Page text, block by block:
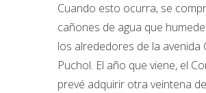
Cuando esto ocurra, se
cañones de agua que
los alrededores de la avenida
Puchol. El año que viene, el
prevé adquirir otra veintena de